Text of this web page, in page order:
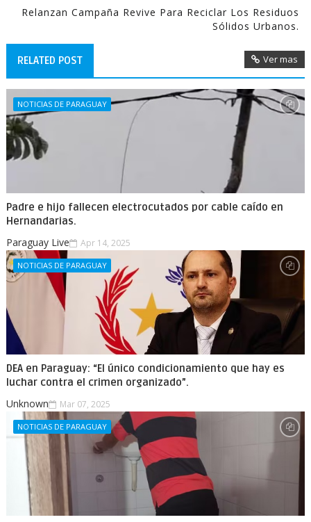
Relanzan Campaña Revive Para Reciclar Los Residuos
Sólidos Urbanos.
RELATED POST Ver mas
NOTICIAS DE PARAGUAY
Padre e hijo fallecen electrocutados por cable caído en
Hernandarias.
Paraguay Live Apr 14, 2025
NOTICIAS DE PARAGUAY
DEA en Paraguay: “El único condicionamiento que hay es
luchar contra el crimen organizado”.
Unknown Mar 07, 2025
NOTICIAS DE PARAGUAY